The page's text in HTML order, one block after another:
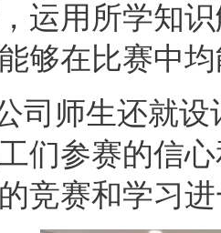
运用所学知
够在比赛中
司师生还就
们参赛的信
竞赛和学习